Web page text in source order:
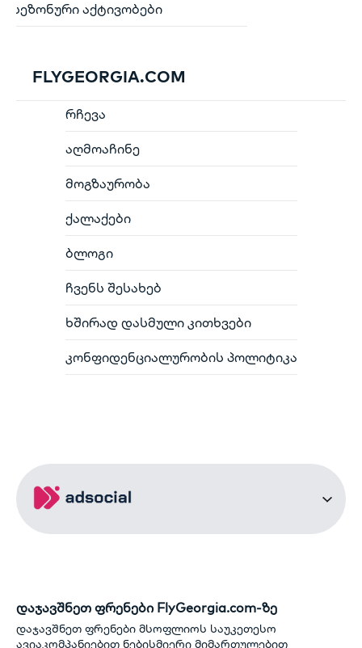
სეზონური აქტივობები
FLYGEORGIA.COM
რჩევა
აღმოაჩინე
მოგზაურობა
ქალაქები
ბლოგი
ჩვენს შესახებ
ხშირად დასმული კითხვები
კონფიდენციალურობის პოლიტიკა
დაჯავშნეთ ფრენები FlyGeorgia.com-ზე
დაჯავშნეთ ფრენები მსოფლიოს საუკეთესო
ავიაკომპანიებით ნებისმიერი მიმართულებით